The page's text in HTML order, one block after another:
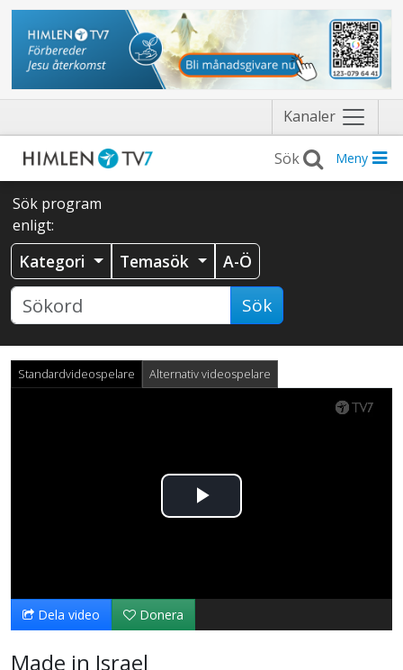
Kanaler Näytä
valikko
Meny
Sök program
enligt:
Kategori Temasök A-Ö
Sök
Standardvideospelare Alternativ videospelare
Spela
video
Dela video Donera
Made in Israel